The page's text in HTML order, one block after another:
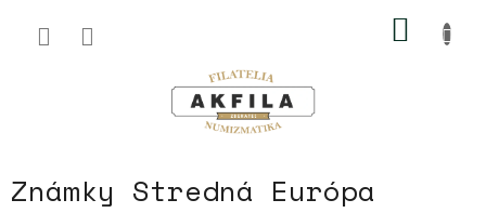
obsah
Známky Stredná Európa